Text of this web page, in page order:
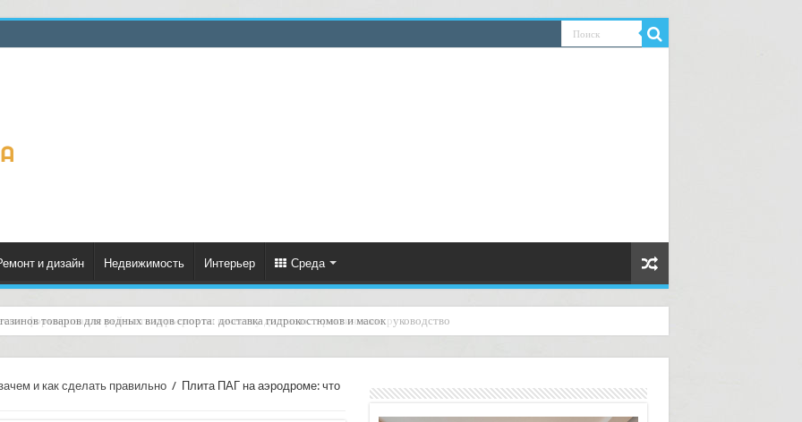
и дизайн Недвижимость Интерьер Среда
формирование рейтинга курьеров по качеству доставок: практическое руководство
и как сделать правильно / Плита ПАГ на аэродроме: что